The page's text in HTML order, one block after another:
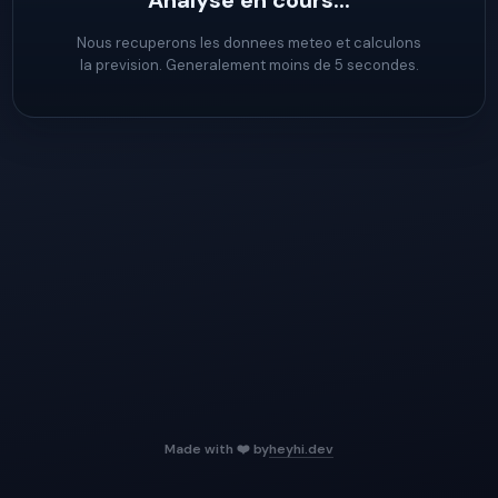
Nous recuperons les donnees meteo et calculons
la prevision. Generalement moins de 5 secondes.
Made with ❤️ byheyhi.dev